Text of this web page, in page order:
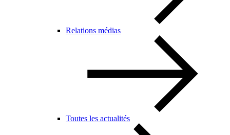
Relations médias
Toutes les actualités